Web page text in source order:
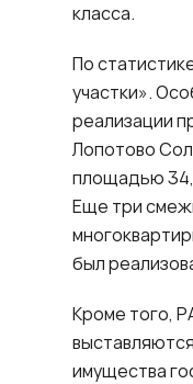
класса.
По
участки».
реализации
Лопотово
площадью
Еще три
был
Кроме того,
имущества